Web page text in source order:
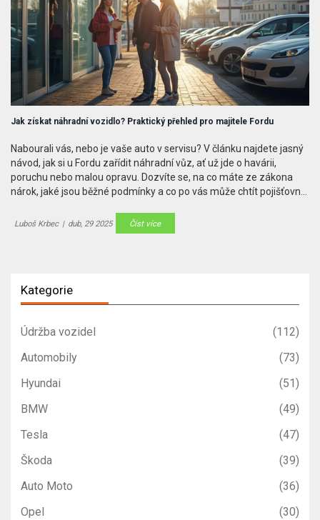
Jak získat náhradní vozidlo? Praktický přehled pro majitele Fordu
Nabourali vás, nebo je vaše auto v servisu? V článku najdete jasný
návod, jak si u Fordu zařídit náhradní vůz, ať už jde o havárii,
poruchu nebo malou opravu. Dozvíte se, na co máte ze zákona
nárok, jaké jsou běžné podmínky a co po vás může chtít pojišťovna
zapůjčení auta opravdu právo. Snadno tak zůstanete mobilní, i
když váš Ford zrovna neslouží.
Luboš Krbec | dub, 29 2025 Číst více
Kategorie
Údržba vozidel
(112)
Automobily
(73)
Hyundai
(51)
BMW
(49)
Tesla
(47)
Škoda
(39)
Auto Moto
(36)
Opel
(30)